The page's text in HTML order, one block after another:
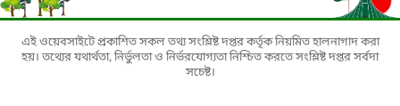
এই ওয়েবসাইটে প্রকাশিত সকল তথ্য সংশ্লিষ্ট দপ্তর কর্তৃক নিয়মিত হালনাগাদ করা
হয়। তথ্যের যথার্থতা, নির্ভুলতা ও নির্ভরযোগ্যতা নিশ্চিত করতে সংশ্লিষ্ট দপ্তর সর্বদা
সচেষ্ট।